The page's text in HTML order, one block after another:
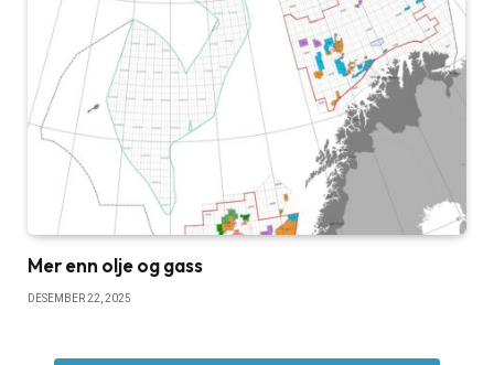
Mer enn olje og gass
DESEMBER 22, 2025